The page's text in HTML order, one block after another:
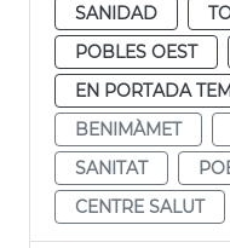
SANIDAD
POBLES OEST
EN PORTADA
BENIMÀMET
SANITAT
CENTRE SALUT